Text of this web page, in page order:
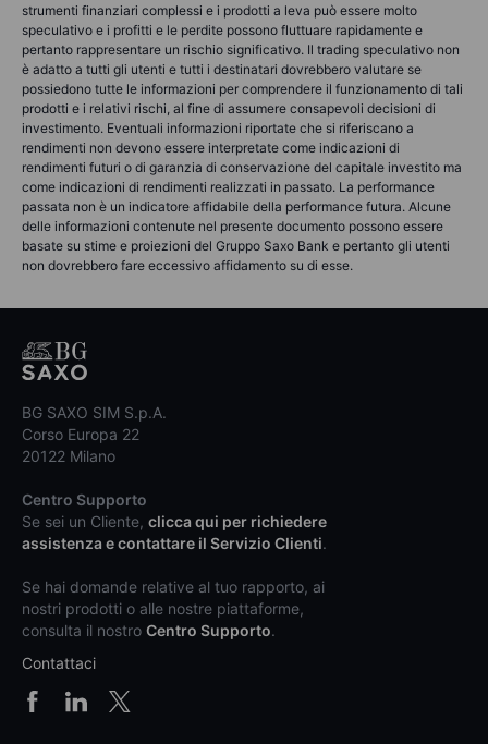
strumenti finanziari complessi e i prodotti a leva può essere molto
speculativo e i profitti e le perdite possono fluttuare rapidamente e
pertanto rappresentare un rischio significativo. Il trading speculativo non
è adatto a tutti gli utenti e tutti i destinatari dovrebbero valutare se
possiedono tutte le informazioni per comprendere il funzionamento di tali
prodotti e i relativi rischi, al fine di assumere consapevoli decisioni di
investimento. Eventuali informazioni riportate che si riferiscano a
rendimenti non devono essere interpretate come indicazioni di
rendimenti futuri o di garanzia di conservazione del capitale investito ma
come indicazioni di rendimenti realizzati in passato. La performance
passata non è un indicatore affidabile della performance futura. Alcune
delle informazioni contenute nel presente documento possono essere
basate su stime e proiezioni del Gruppo Saxo Bank e pertanto gli utenti
non dovrebbero fare eccessivo affidamento su di esse.
BG SAXO SIM S.p.A.
Corso Europa 22
20122 Milano
Centro Supporto
Se sei un Cliente, clicca qui per richiedere
assistenza e contattare il Servizio Clienti.
Se hai domande relative al tuo rapporto, ai
nostri prodotti o alle nostre piattaforme,
consulta il nostro Centro Supporto.
Contattaci